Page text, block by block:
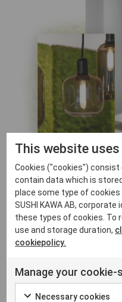
Anställda
45+
This website
Cookies ("cookies")
contain data which is
place some type of
SUSHI KAWA AB,
these types of cookies. To
use and storage duration,
cookiepolicy.
Manage your cookie-
Necessary cookies